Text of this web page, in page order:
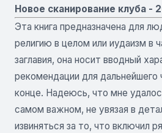
Новое сканирование клуба -
Эта книга предназначена для
религию в целом или иудаизм в
заглавия, она носит вводный
рекомендации для дальнейшего
конце. Надеюсь, что мне
самом важном, не увязая в
извиняться за то, что включил